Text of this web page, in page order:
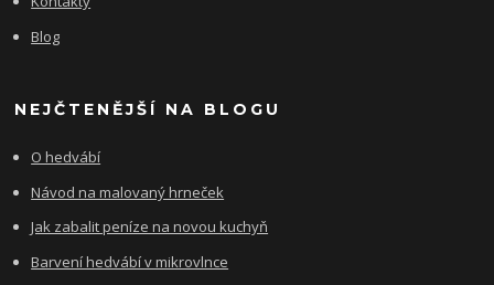
Blog
NEJČTENĚJŠÍ NA BLOGU
O hedvábí
Návod na malovaný hrneček
Jak zabalit peníze na novou kuchyň
Barvení hedvábí v mikrovlnce